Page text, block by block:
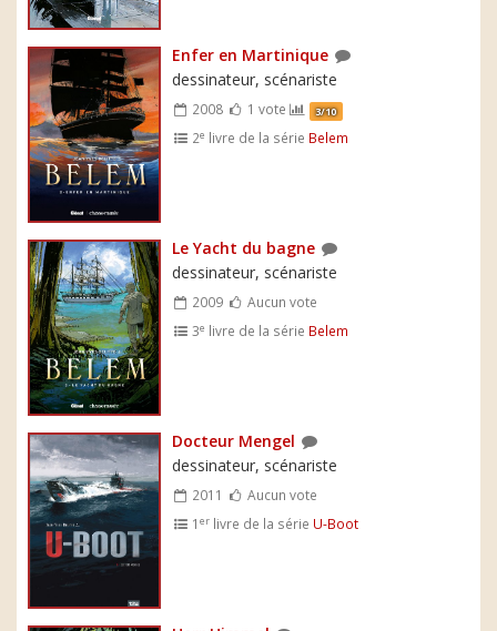
Enfer en Martinique
dessinateur, scénariste
2008 1 vote 3/10
2e livre de la série Belem
Le Yacht du bagne
dessinateur, scénariste
2009
Aucun vote
3e livre de la série Belem
Docteur Mengel
dessinateur, scénariste
2011
Aucun vote
1er livre de la série U-Boot